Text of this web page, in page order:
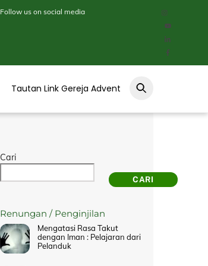
Follow us on social media
Tautan Link Gereja Advent
Cari
CARI
Renungan / Penginjilan
Mengatasi Rasa Takut
dengan Iman : Pelajaran dari
Pelanduk